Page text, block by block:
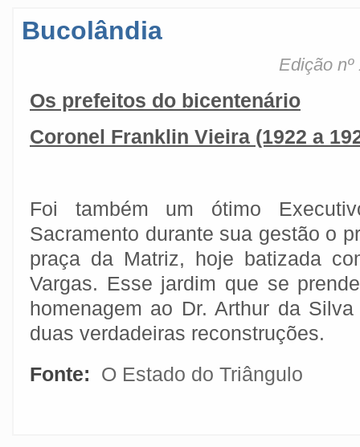
Bucolândia
Edição
Os prefeitos do bicentenário
Coronel Franklin Vieira (1922 a
Foi também um ótimo
Sacramento durante sua gestão o
praça da Matriz, hoje batizada
Vargas. Esse jardim que se
homenagem ao Dr. Arthur da
duas verdadeiras reconstruções.
Fonte:
O Estado do Triângulo